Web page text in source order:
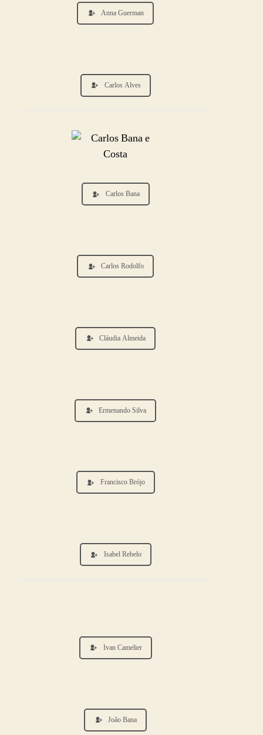
Anna Guerman
Carlos Alves
Carlos Bana
Carlos Rodolfo
Cláudia Almeida
Ermenando Silva
Francisco Brójo
Isabel Rebelo
Ivan Camelier
João Bana